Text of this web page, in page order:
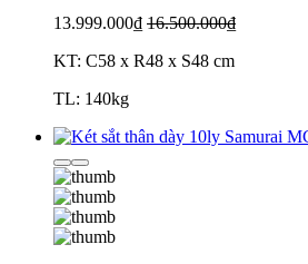
13.999.000₫ 16.500.000₫
KT: C58 x R48 x S48 cm
TL: 140kg